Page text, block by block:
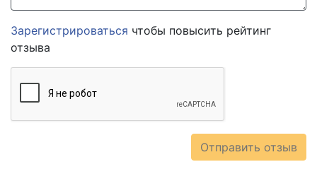
Зарегистрироваться чтобы повысить рейтинг
отзыва
Отправить отзыв